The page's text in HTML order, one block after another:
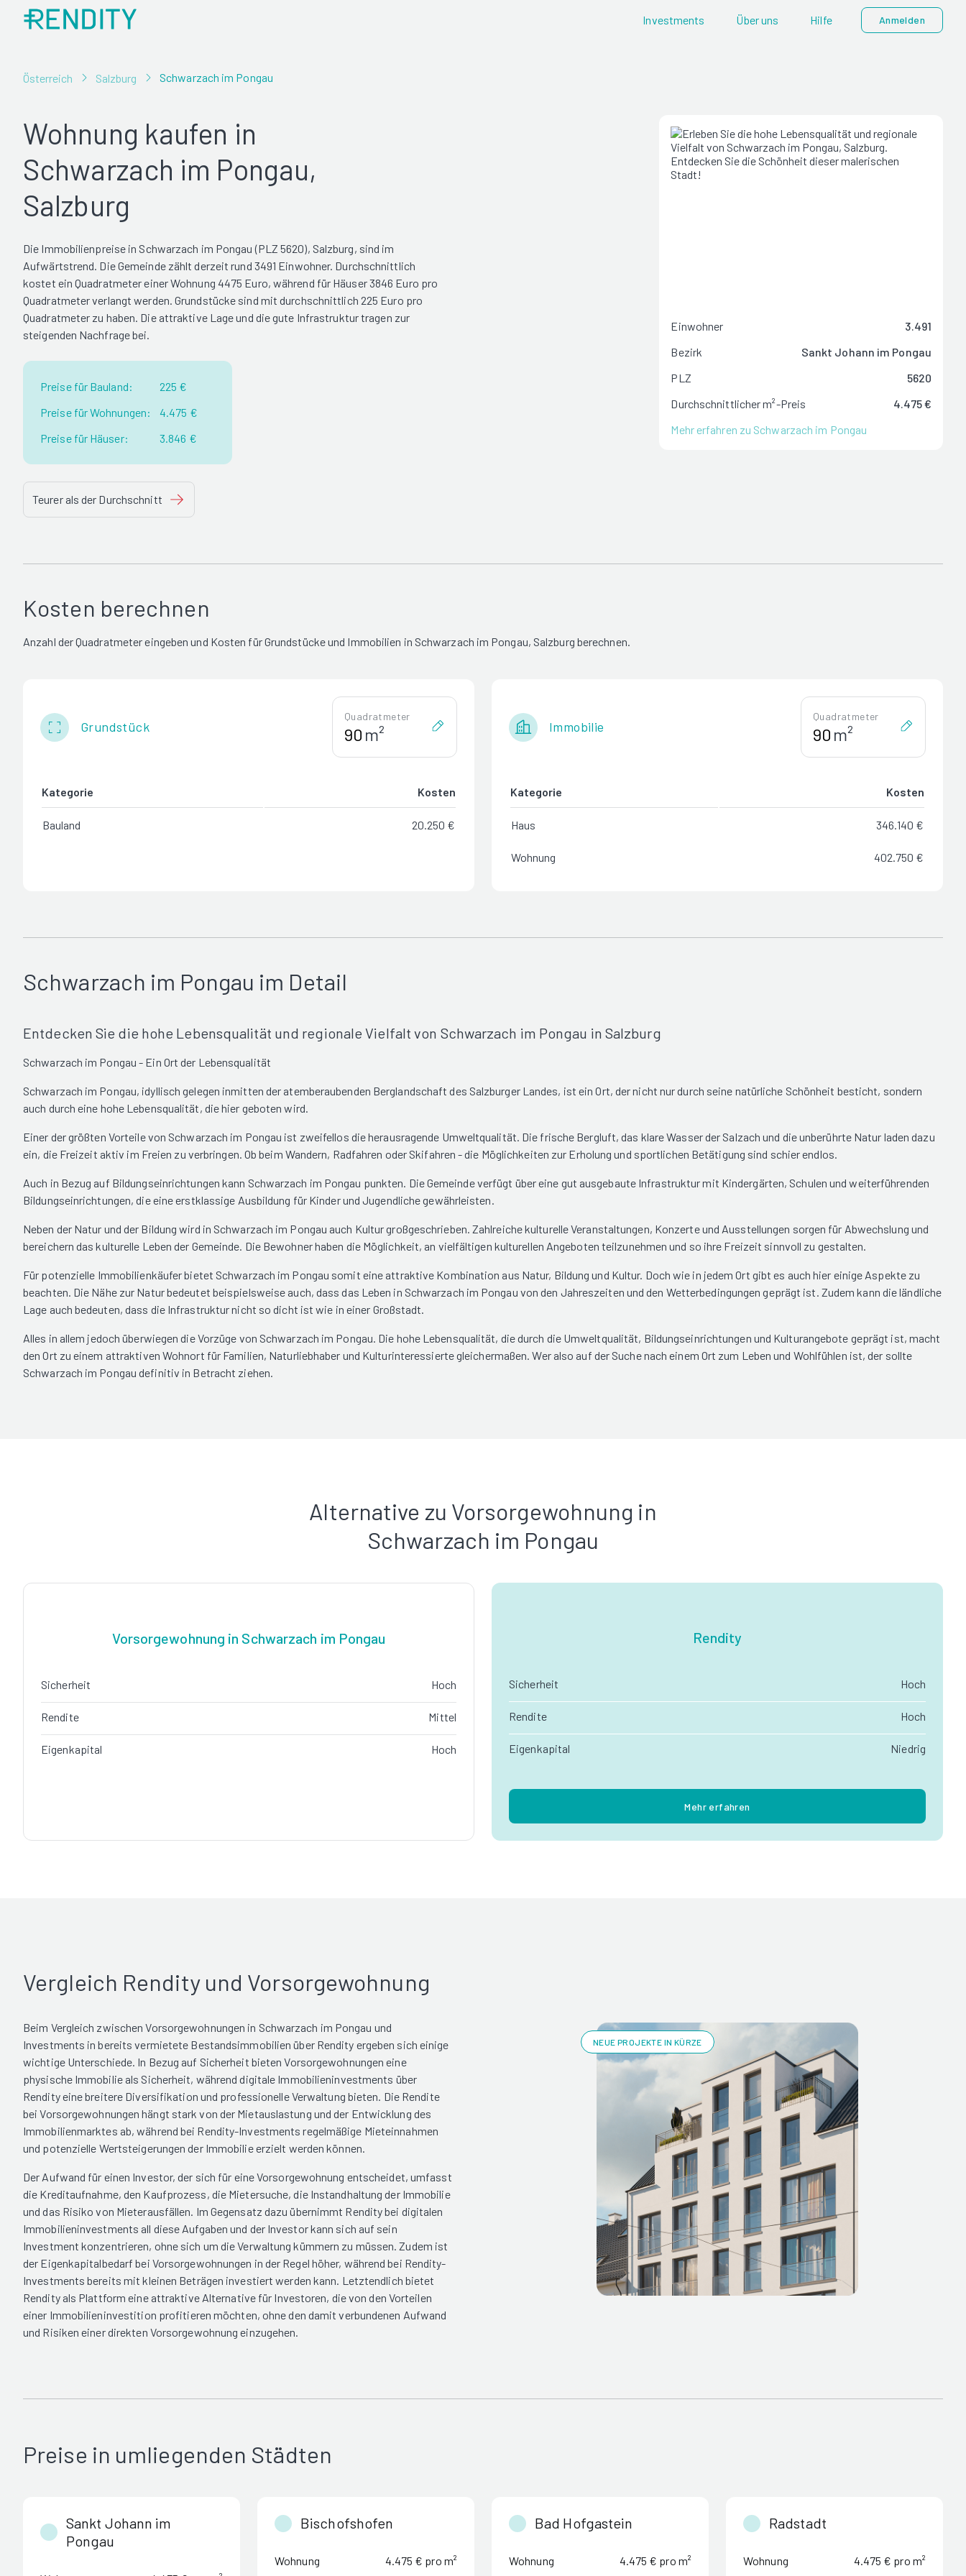
Investments Über uns Hilfe Anmelden
Österreich Salzburg Schwarzach im Pongau
Wohnung kaufen in
Schwarzach im Pongau,
Salzburg
Die Immobilienpreise in Schwarzach im Pongau (PLZ 5620), Salzburg, sind im
Aufwärtstrend. Die Gemeinde zählt derzeit rund 3491 Einwohner. Durchschnittlich
kostet ein Quadratmeter einer Wohnung 4475 Euro, während für Häuser 3846 Euro pro
Quadratmeter verlangt werden. Grundstücke sind mit durchschnittlich 225 Euro pro
Quadratmeter zu haben. Die attraktive Lage und die gute Infrastruktur tragen zur
steigenden Nachfrage bei.
Preise für Bauland:
225 €
Preise für Wohnungen:
4.475 €
Preise für Häuser:
3.846 €
Teurer als der Durchschnitt
Einwohner
3.491
Bezirk
Sankt Johann im Pongau
PLZ
5620
Durchschnittlicher m²-Preis
4.475 €
Mehr erfahren zu Schwarzach im Pongau
Kosten berechnen
Anzahl der Quadratmeter eingeben und Kosten für Grundstücke und Immobilien in Schwarzach im Pongau, Salzburg berechnen.
Grundstück
Quadratmeter
m²
Kategorie Kosten
Bauland 20.250 €
Immobilie
Quadratmeter
m²
Kategorie Kosten
Haus 346.140 €
Wohnung 402.750 €
Schwarzach im Pongau im Detail
Entdecken Sie die hohe Lebensqualität und regionale Vielfalt von Schwarzach im Pongau in Salzburg
Schwarzach im Pongau - Ein Ort der Lebensqualität
Schwarzach im Pongau, idyllisch gelegen inmitten der atemberaubenden Berglandschaft des Salzburger Landes, ist ein Ort, der nicht nur durch seine natürliche Schönheit besticht, sondern
auch durch eine hohe Lebensqualität, die hier geboten wird.
Einer der größten Vorteile von Schwarzach im Pongau ist zweifellos die herausragende Umweltqualität. Die frische Bergluft, das klare Wasser der Salzach und die unberührte Natur laden dazu
ein, die Freizeit aktiv im Freien zu verbringen. Ob beim Wandern, Radfahren oder Skifahren - die Möglichkeiten zur Erholung und sportlichen Betätigung sind schier endlos.
Auch in Bezug auf Bildungseinrichtungen kann Schwarzach im Pongau punkten. Die Gemeinde verfügt über eine gut ausgebaute Infrastruktur mit Kindergärten, Schulen und weiterführenden
Bildungseinrichtungen, die eine erstklassige Ausbildung für Kinder und Jugendliche gewährleisten.
Neben der Natur und der Bildung wird in Schwarzach im Pongau auch Kultur großgeschrieben. Zahlreiche kulturelle Veranstaltungen, Konzerte und Ausstellungen sorgen für Abwechslung und
bereichern das kulturelle Leben der Gemeinde. Die Bewohner haben die Möglichkeit, an vielfältigen kulturellen Angeboten teilzunehmen und so ihre Freizeit sinnvoll zu gestalten.
Für potenzielle Immobilienkäufer bietet Schwarzach im Pongau somit eine attraktive Kombination aus Natur, Bildung und Kultur. Doch wie in jedem Ort gibt es auch hier einige Aspekte zu
beachten. Die Nähe zur Natur bedeutet beispielsweise auch, dass das Leben in Schwarzach im Pongau von den Jahreszeiten und den Wetterbedingungen geprägt ist. Zudem kann die ländliche
Lage auch bedeuten, dass die Infrastruktur nicht so dicht ist wie in einer Großstadt.
Alles in allem jedoch überwiegen die Vorzüge von Schwarzach im Pongau. Die hohe Lebensqualität, die durch die Umweltqualität, Bildungseinrichtungen und Kulturangebote geprägt ist, macht
den Ort zu einem attraktiven Wohnort für Familien, Naturliebhaber und Kulturinteressierte gleichermaßen. Wer also auf der Suche nach einem Ort zum Leben und Wohlfühlen ist, der sollte
Schwarzach im Pongau definitiv in Betracht ziehen.
Alternative zu Vorsorgewohnung in
Schwarzach im Pongau
Vorsorgewohnung in Schwarzach im Pongau
Sicherheit Hoch
Rendite Mittel
Eigenkapital Hoch
Rendity
Sicherheit Hoch
Rendite Hoch
Eigenkapital Niedrig
Mehr erfahren
Vergleich Rendity und Vorsorgewohnung
Beim Vergleich zwischen Vorsorgewohnungen in Schwarzach im Pongau und
Investments in bereits vermietete Bestandsimmobilien über Rendity ergeben sich einige
wichtige Unterschiede. In Bezug auf Sicherheit bieten Vorsorgewohnungen eine
physische Immobilie als Sicherheit, während digitale Immobilieninvestments über
Rendity eine breitere Diversifikation und professionelle Verwaltung bieten. Die Rendite
bei Vorsorgewohnungen hängt stark von der Mietauslastung und der Entwicklung des
Immobilienmarktes ab, während bei Rendity-Investments regelmäßige Mieteinnahmen
und potenzielle Wertsteigerungen der Immobilie erzielt werden können.
Der Aufwand für einen Investor, der sich für eine Vorsorgewohnung entscheidet, umfasst
die Kreditaufnahme, den Kaufprozess, die Mietersuche, die Instandhaltung der Immobilie
und das Risiko von Mieterausfällen. Im Gegensatz dazu übernimmt Rendity bei digitalen
Immobilieninvestments all diese Aufgaben und der Investor kann sich auf sein
Investment konzentrieren, ohne sich um die Verwaltung kümmern zu müssen. Zudem ist
der Eigenkapitalbedarf bei Vorsorgewohnungen in der Regel höher, während bei Rendity-
Investments bereits mit kleinen Beträgen investiert werden kann. Letztendlich bietet
Rendity als Plattform eine attraktive Alternative für Investoren, die von den Vorteilen
einer Immobilieninvestition profitieren möchten, ohne den damit verbundenen Aufwand
und Risiken einer direkten Vorsorgewohnung einzugehen.
NEUE PROJEKTE IN KÜRZE
Preise in umliegenden Städten
Sankt Johann im
Pongau
Bischofshofen
Wohnung 4.475 € pro m²
Bad Hofgastein
Wohnung 4.475 € pro m²
Radstadt
Wohnung 4.475 € pro m²